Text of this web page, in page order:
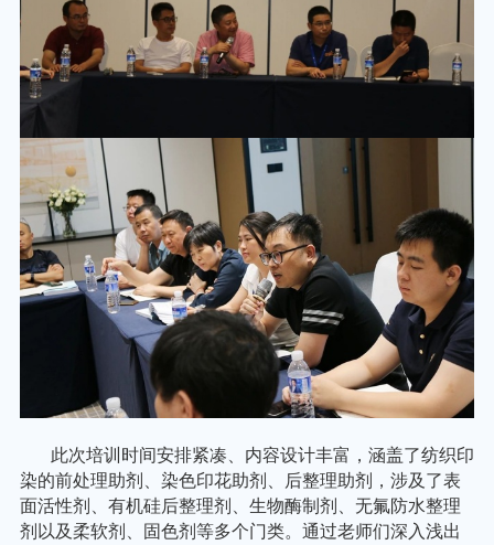
此次培训时间安排紧凑、内容设计丰富，涵盖了纺织印
染的前处理助剂、染色印花助剂、后整理助剂，涉及了表
面活性剂、有机硅后整理剂、生物酶制剂、无氟防水整理
剂以及柔软剂、固色剂等多个门类。通过老师们深入浅出